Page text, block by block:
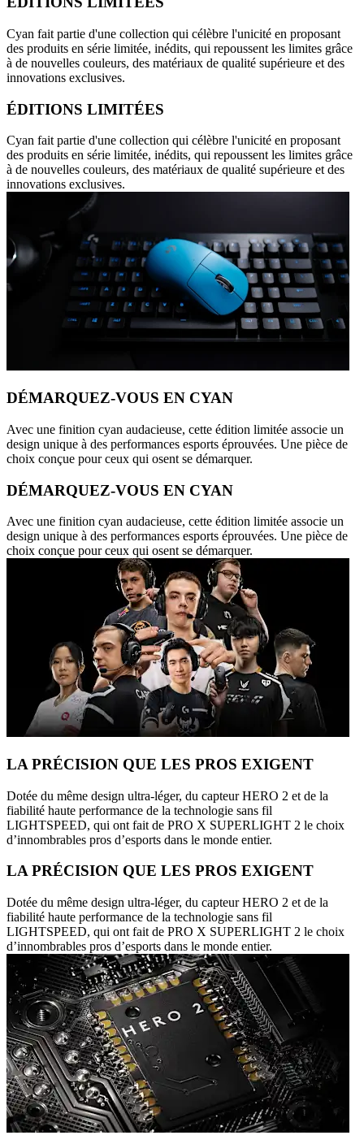
Cyan fait partie d'une collection qui célèbre l'unicité en proposant
des produits en série limitée, inédits, qui repoussent les limites grâce
à de nouvelles couleurs, des matériaux de qualité supérieure et des
innovations exclusives.
ÉDITIONS LIMITÉES
Cyan fait partie d'une collection qui célèbre l'unicité en proposant
des produits en série limitée, inédits, qui repoussent les limites grâce
à de nouvelles couleurs, des matériaux de qualité supérieure et des
innovations exclusives.
DÉMARQUEZ-VOUS EN CYAN
Avec une finition cyan audacieuse, cette édition limitée associe un
design unique à des performances esports éprouvées. Une pièce de
choix conçue pour ceux qui osent se démarquer.
DÉMARQUEZ-VOUS EN CYAN
Avec une finition cyan audacieuse, cette édition limitée associe un
design unique à des performances esports éprouvées. Une pièce de
choix conçue pour ceux qui osent se démarquer.
LA PRÉCISION QUE LES PROS EXIGENT
Dotée du même design ultra-léger, du capteur HERO 2 et de la
fiabilité haute performance de la technologie sans fil
LIGHTSPEED, qui ont fait de PRO X SUPERLIGHT 2 le choix
d’innombrables pros d’esports dans le monde entier.
LA PRÉCISION QUE LES PROS EXIGENT
Dotée du même design ultra-léger, du capteur HERO 2 et de la
fiabilité haute performance de la technologie sans fil
LIGHTSPEED, qui ont fait de PRO X SUPERLIGHT 2 le choix
d’innombrables pros d’esports dans le monde entier.